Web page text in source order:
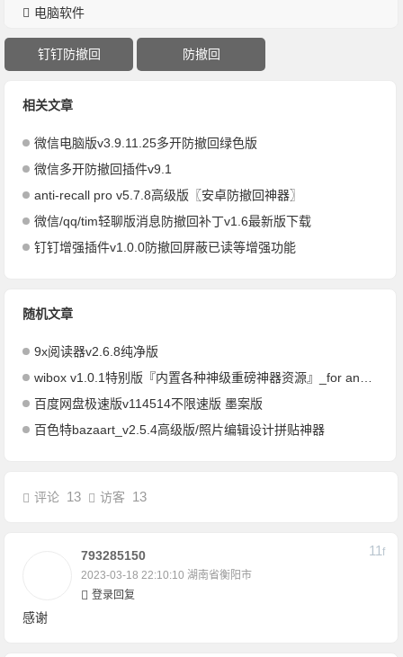
电脑软件
钉钉防撤回 防撤回
相关文章
微信电脑版v3.9.11.25多开防撤回绿色版
微信多开防撤回插件v9.1
anti-recall pro v5.7.8高级版〖安卓防撤回神器〗
微信/qq/tim轻聊版消息防撤回补丁v1.6最新版下载
钉钉增强插件v1.0.0防撤回屏蔽已读等增强功能
随机文章
9x阅读器v2.6.8纯净版
wibox v1.0.1特别版『内置各种神级重磅神器资源』_for android
百度网盘极速版v114514不限速版 墨案版
百色特bazaart_v2.5.4高级版/照片编辑设计拼贴神器
评论 13 访客 13
793285150
2023-03-18 22:10:10 湖南省衡阳市
11F
登录回复
感谢